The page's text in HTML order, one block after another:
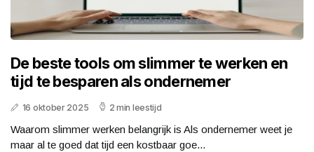
De beste tools om slimmer te werken en
tijd te besparen als ondernemer
16 oktober 2025 2 min leestijd
Waarom slimmer werken belangrijk is Als ondernemer weet je
maar al te goed dat tijd een kostbaar goe...